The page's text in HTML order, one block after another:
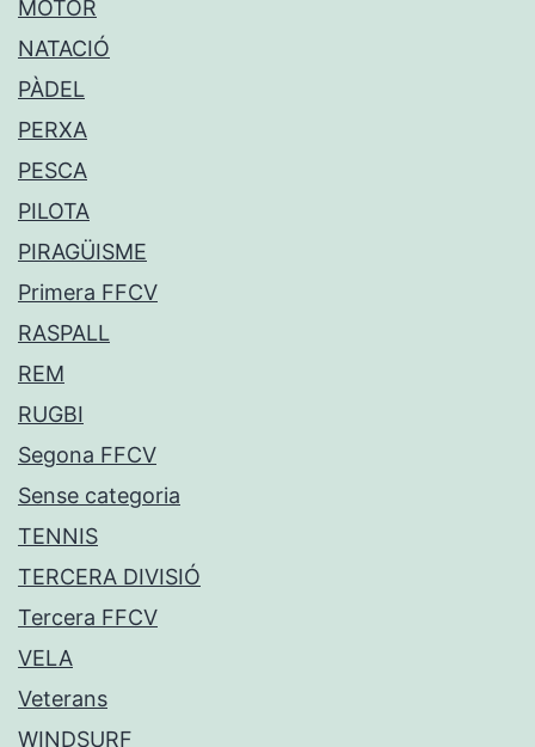
MOTOR
NATACIÓ
PÀDEL
PERXA
PESCA
PILOTA
PIRAGÜISME
Primera FFCV
RASPALL
REM
RUGBI
Segona FFCV
Sense categoria
TENNIS
TERCERA DIVISIÓ
Tercera FFCV
VELA
Veterans
WINDSURF